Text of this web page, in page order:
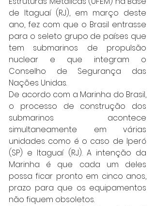
de Itaguaí (RJ), em março deste
ano, fez com que o Brasil entrasse
para o seleto grupo de países que
tem submarinos de propulsão
nuclear e que integram o
Conselho de Segurança das
Nações Unidas.
De acordo com a Marinha do Brasil,
o processo de construção dos
submarinos acontece
simultaneamente em várias
unidades como é o caso de Iperó
(SP) e Itaguaí (RJ). A intenção da
Marinha é que cada um deles
possa ficar pronto em cinco anos,
prazo para que os equipamentos
não fiquem obsoletos.